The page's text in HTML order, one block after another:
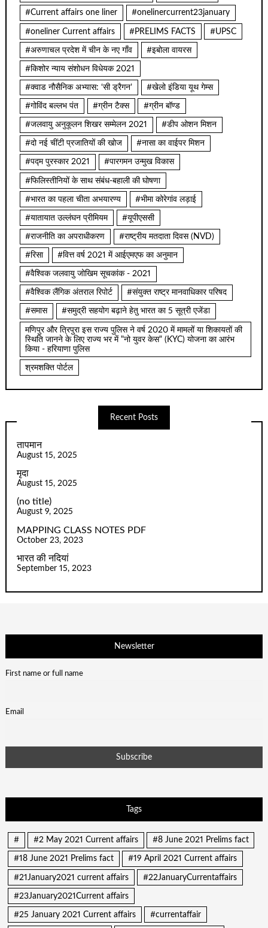
#Current affairs one liner #onelinercurrent23january
#oneliner Current affairs #PRELIMS FACTS #UPSC
#अरुणाचल प्रदेश में चीन के नए गाँव #इबोला वायरस
#किशोर न्याय संशोधन विधेयक 2021
#क्वाड नौसैनिक अभ्यास: ‘सी ड्रैगन’ #खेलो इंडिया यूथ गेम्स
#गोविंद बल्लभ पंत #ग्रीन टैक्स #ग्रीन बॉण्ड
#जलवायु अनुकूलन शिखर सम्मेलन 2021 #डीप ओशन मिशन
#दो नई चींटी प्रजातियों की खोज #नासा का वाईपर मिशन
#पद्म पुरस्कार 2021 #पारगमन उन्मुख विकास
#फिलिस्तीनियों के साथ संबंध-बहाली की घोषणा
#भारत का पहला चीता अभयारण्य #भीमा कोरेगांव लड़ाई
#यातायात उल्लंघन प्रीमियम #यूपीएससी
#राजनीति का अपराधीकरण #राष्ट्रीय मतदाता दिवस (NVD)
#रिसा #वित्त वर्ष 2021 में आईएमएफ का अनुमान
#वैश्विक जलवायु जोखिम सूचकांक - 2021
#वैश्विक लैंगिक अंतराल रिपोर्ट #संयुक्त राष्ट्र मानवाधिकार परिषद
#समास #समुद्री सहयोग बढ़ाने हेतु भारत का 5 सूत्री एजेंडा
मणिपुर और त्रिपुरा इस राज्य पुलिस ने वर्ष 2020 में मामलों या शिकायतों की
स्थिति जानने के लिए राज्य भर में "नो युवर केस" (KYC) योजना का आरंभ
किया - हरियाणा पुलिस
श्रमशक्ति पोर्टल
Recent Posts
तापमान
August 15, 2025
मृदा
August 15, 2025
(no title)
August 9, 2025
MAPPING CLASS NOTES PDF
October 23, 2023
भारत की नदियां
September 15, 2023
Newsletter
First name or full name
Email
Tags
# #2 May 2021 Current affairs #8 June 2021 Prelims fact
#18 June 2021 Prelims fact #19 April 2021 Current affairs
#21January2021 current affairs #22JanuaryCurrentaffairs
#23January2021Current affairs
#25 January 2021 Current affairs #currentaffair